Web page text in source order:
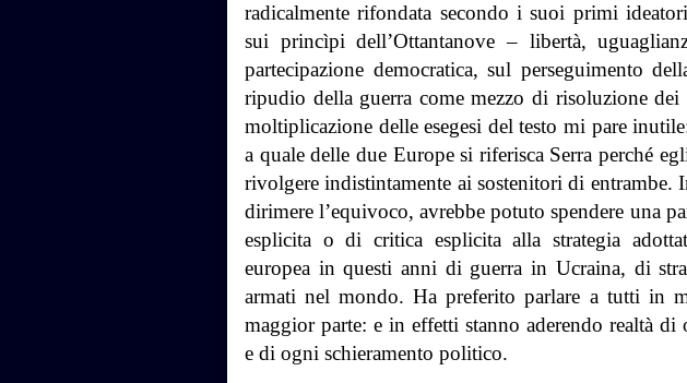
radicalmente rifondata secondo i suoi primi
sui princìpi dell’Ottantanove – libertà,
partecipazione democratica, sul perseguimento
ripudio della guerra come mezzo di risoluzione
moltiplicazione delle esegesi del testo mi pare
a quale delle due Europe si riferisca Serra perché
rivolgere indistintamente ai sostenitori di entrambe.
dirimere l’equivoco, avrebbe potuto spendere una
esplicita o di critica esplicita alla strategia
europea in questi anni di guerra in Ucraina, di
armati nel mondo. Ha preferito parlare a tutti in
maggior parte: e in effetti stanno aderendo realtà
e di ogni schieramento politico.